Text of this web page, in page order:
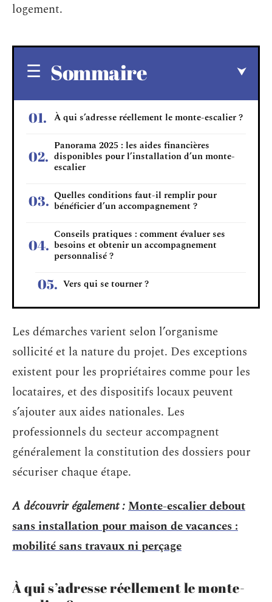
logement.
Sommaire
À qui s’adresse réellement le monte-escalier ?
Panorama 2025 : les aides financières
disponibles pour l’installation d’un monte-
escalier
Quelles conditions faut-il remplir pour
bénéficier d’un accompagnement ?
Conseils pratiques : comment évaluer ses
besoins et obtenir un accompagnement
personnalisé ?
Vers qui se tourner ?
Les démarches varient selon l’organisme
sollicité et la nature du projet. Des exceptions
existent pour les propriétaires comme pour les
locataires, et des dispositifs locaux peuvent
s’ajouter aux aides nationales. Les
professionnels du secteur accompagnent
généralement la constitution des dossiers pour
sécuriser chaque étape.
A découvrir également :Monte-escalier debout
sans installation pour maison de vacances :
mobilité sans travaux ni perçage
À qui s’adresse réellement le monte-